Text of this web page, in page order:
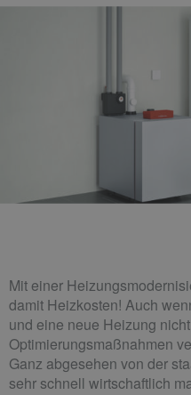
Mit einer
damit Heizkosten! Auch
und eine neue Heizung
Optimierungsmaßnahmen
Ganz abgesehen von der
sehr schnell wirtschaftlich